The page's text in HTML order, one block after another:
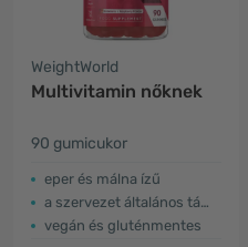
WeightWorld
Multivitamin nőknek
90 gumicukor
eper és málna ízű
a szervezet általános támogatása
vegán és gluténmentes